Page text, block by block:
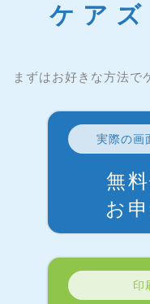
ケア
まずはお好きな方法で
実際の画
無
お
印